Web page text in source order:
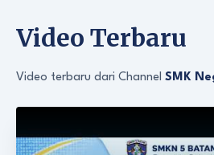
Video Terbaru
Video terbaru dari Channel SMK